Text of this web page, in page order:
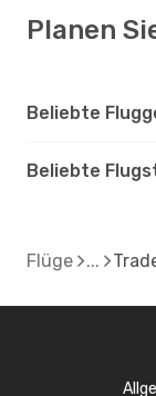
Planen
Beliebte
Beliebte
Flüge